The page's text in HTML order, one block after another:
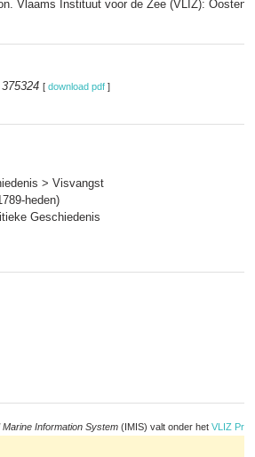
Vlaams Instituut voor de Zee (VLIZ):
[ download pdf ]
> Visvangst
heden)
Geschiedenis
Marine Information System (IMIS) valt onder het VLIZ